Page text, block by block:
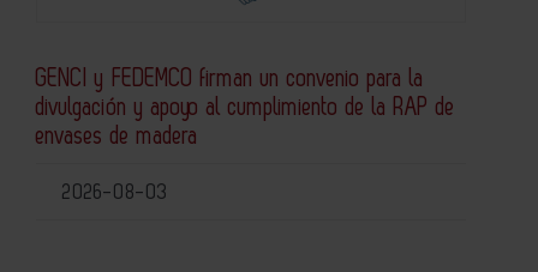
GENCI y FEDEMCO firman un convenio para la
divulgación y apoyo al cumplimiento de la RAP de
envases de madera
2026-08-03